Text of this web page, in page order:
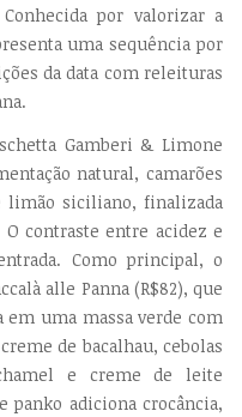
por valorizar a
uma sequência por
da data com releituras
Gamberi & Limone
natural, camarões
limão siciliano, finalizada
contraste entre acidez e
Como principal, o
alle Panna (R$82), que
uma massa verde com
de bacalhau, cebolas
e creme de leite
panko adiciona crocância,